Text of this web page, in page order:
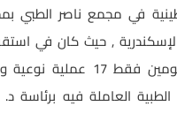
في مجمع ناصر الطبي
, حيث كان في
وأجرى الجراح
الطبية العاملة فيه